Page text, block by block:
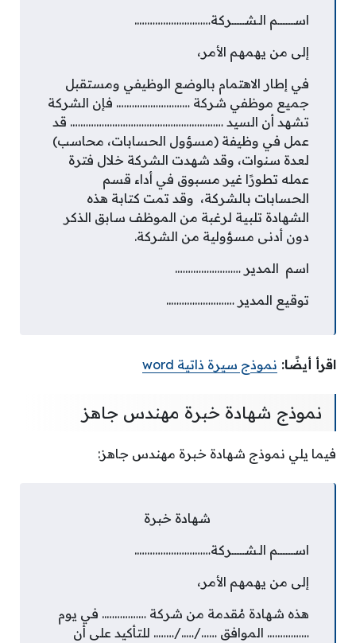
اســــــــــم الـشــــــــركة………………………..
إلى من يهمهم الأمر،
في إطار الاهتمام بالوضع الوظيفي ومستقبل
جميع موظفي شركة ………………………. فإن الشركة
تشهد أن السيد …………………………………………………. قد
عمل في وظيفة (مسؤول الحسابات، محاسب)
لعدة سنوات، وقد شهدت الشركة خلال فترة
عمله تطورًا غير مسبوق في أداء قسم
الحسابات بالشركة، وقد تمت كتابة هذه
الشهادة تلبية لرغبة من الموظف سابق الذكر
دون أدنى مسؤولية من الشركة.
اسم المدير …………………….
توقيع المدير ……………………..
اقرأ أيضًا: نموذج سيرة ذاتية word
نموذج شهادة خبرة مهندس جاهز
فيما يلي نموذج شهادة خبرة مهندس جاهز:
شهادة خبرة
اســــــــــم الـشــــــــركة………………………..
إلى من يهمهم الأمر،
هذه شهادة مُقدمة من شركة …………….. في يوم
……………. الموافق ……/…../…….. للتأكيد على أن